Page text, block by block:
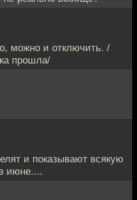
можно и отключить. /
прошла/
и показывают всякую
июне....